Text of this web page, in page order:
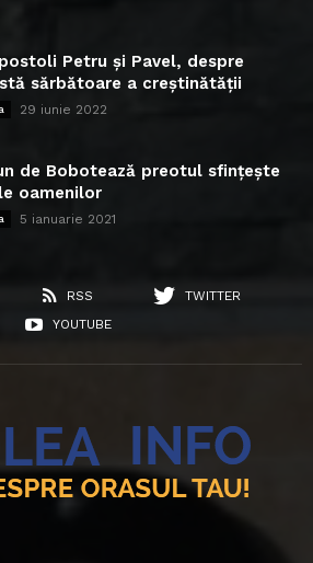
Petru și Pavel, despre
sărbătoare a creștinătății
29 iunie 2022
de Bobotează preotul sfințește
oamenilor
5 ianuarie 2021
RSS
TWITTER
YOUTUBE